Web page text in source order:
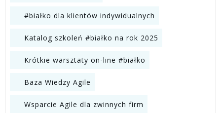
#białko dla klientów indywidualnych
Katalog szkoleń #białko na rok 2025
Krótkie warsztaty on-line #białko
Baza Wiedzy Agile
Wsparcie Agile dla zwinnych firm